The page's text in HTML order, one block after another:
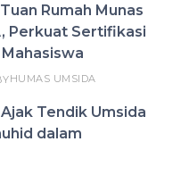
Rumah Munas
Perkuat Sertifikasi
HUMAS UMSIDA
Tendik Umsida
dalam